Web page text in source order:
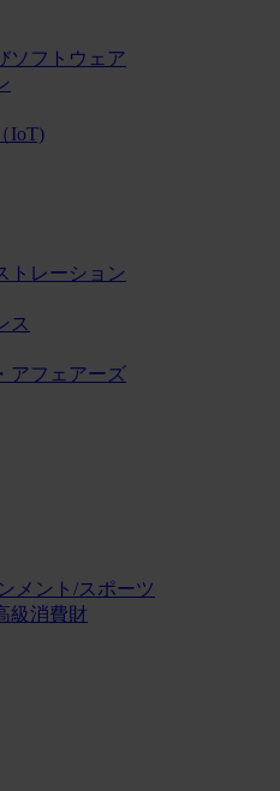
ソフトウェア
IoT)
トレーション
ス
アフェアーズ
メント/スポーツ
級消費財